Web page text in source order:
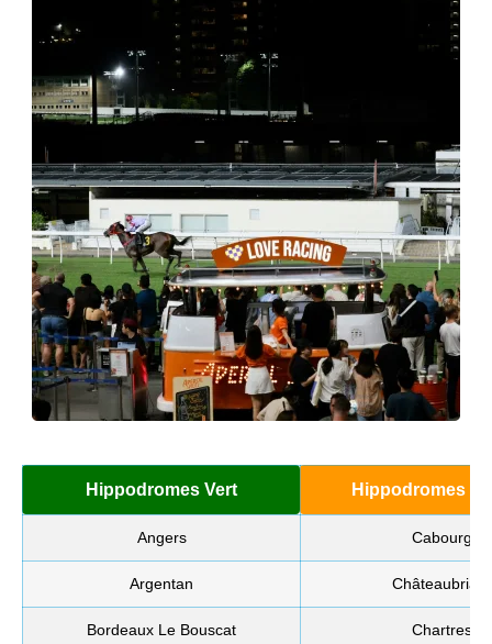
Hippodromes Vert Hippodromes
Angers Cabourg
Argentan Châteaubriant
Bordeaux Le Bouscat Chartres